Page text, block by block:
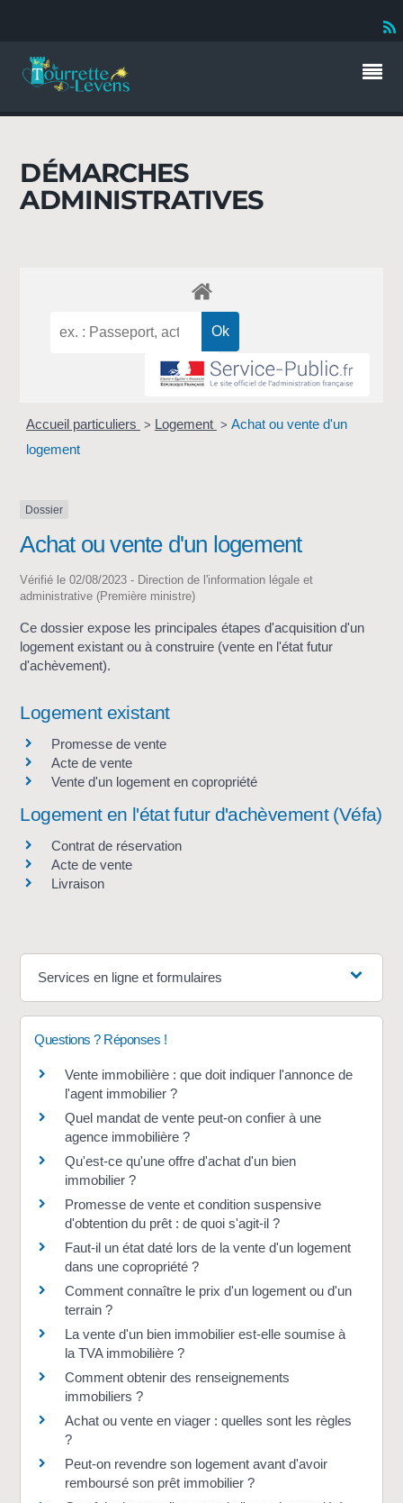
DÉMARCHES
ADMINISTRATIVES
Accueil particuliers > Logement > Achat ou vente d'un
logement
Dossier
Achat ou vente d'un logement
Vérifié le 02/08/2023 - Direction de l'information légale et
administrative (Première ministre)
Ce dossier expose les principales étapes d'acquisition d'un
logement existant ou à construire (vente en l'état futur
d'achèvement).
Logement existant
Promesse de vente
Acte de vente
Vente d'un logement en copropriété
Logement en l'état futur d'achèvement (Véfa)
Contrat de réservation
Acte de vente
Livraison
Services en ligne et formulaires
Questions ? Réponses !
Vente immobilière : que doit indiquer l'annonce de
l'agent immobilier ?
Quel mandat de vente peut-on confier à une
agence immobilière ?
Qu'est-ce qu'une offre d'achat d'un bien
immobilier ?
Promesse de vente et condition suspensive
d'obtention du prêt : de quoi s'agit-il ?
Faut-il un état daté lors de la vente d'un logement
dans une copropriété ?
Comment connaître le prix d'un logement ou d'un
terrain ?
La vente d'un bien immobilier est-elle soumise à
la TVA immobilière ?
Comment obtenir des renseignements
immobiliers ?
Achat ou vente en viager : quelles sont les règles
?
Peut-on revendre son logement avant d'avoir
remboursé son prêt immobilier ?